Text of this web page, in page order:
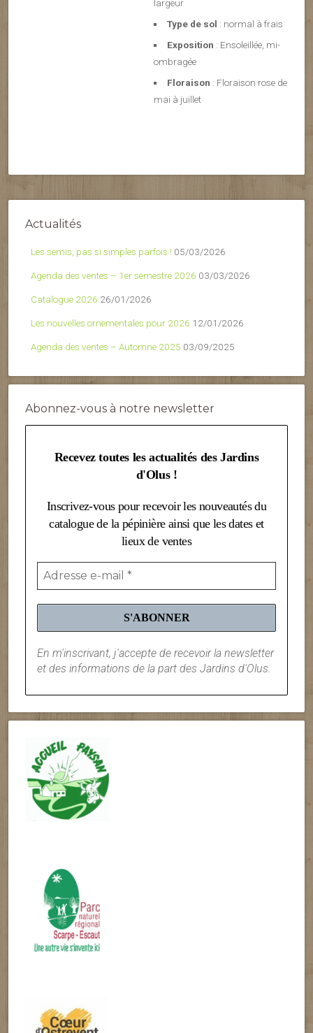
largeur
Type de sol : normal à frais
Exposition : Ensoleillée, mi-
ombragée
Floraison : Floraison rose de
mai à juillet
Actualités
Les semis, pas si simples parfois ! 05/03/2026
Agenda des ventes – 1er semestre 2026 03/03/2026
Catalogue 2026 26/01/2026
Les nouvelles ornementales pour 2026 12/01/2026
Agenda des ventes – Automne 2025 03/09/2025
Abonnez-vous à notre newsletter
Recevez toutes les actualités des Jardins
d'Olus !
Inscrivez-vous pour recevoir les nouveautés du
catalogue de la pépinière ainsi que les dates et
lieux de ventes
En m'inscrivant, j'accepte de recevoir la newsletter
et des informations de la part des Jardins d'Olus.